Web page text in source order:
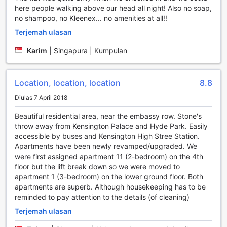
setiap detik di sini lebih menyeronokkan dan memuaskan.
Kemudahan Pengangkutan di B'Shan Apartments
B'Shan Apartments di London menawarkan kemudahan
tetamu yang memandu. Dengan tempat letak kereta yang
terletak di lokasi yang strategik, tetamu tidak perlu risau
mereka. Tempat letak kereta ini terletak di tapak,
menjadikan perjalanan anda lebih lancar dan tanpa
tekanan.
Walau bagaimanapun, perlu diingat bahawa caj akan
dikenakan untuk penggunaan tempat letak kereta ini.
Dengan kemudahan ini, anda boleh menikmati kebebasan
untuk meneroka bandar London pada bila-bila masa, tanpa
perlu bimbang tentang keselamatan kenderaan anda.
B'Shan Apartments memastikan bahawa perjalanan anda
adalah sebaik mungkin, memberikan kemudahan yang
diperlukan untuk pengalaman penginapan yang
menyeronokkan dan tidak terlupakan.
here people walking above our head all night! Also no soap,
no shampoo, no Kleenex... no amenities at all!!
Terjemah ulasan
Karim Singapura | Kumpulan
Location, location, location 8.8
Diulas 7 April 2018
Beautiful residential area, near the embassy row. Stone's
throw away from Kensington Palace and Hyde Park. Easily
accessible by buses and Kensington High Stree Station.
Apartments have been newly revamped/upgraded. We
were first assigned apartment 11 (2-bedroom) on the 4th
floor but the lift break down so we were moved to
apartment 1 (3-bedroom) on the lower ground floor. Both
apartments are superb. Although housekeeping has to be
reminded to pay attention to the details (of cleaning)
Terjemah ulasan